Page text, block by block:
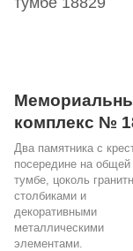
комплекс №
Два памятника с
посередине на общей
тумбе, цоколь
столбиками и
декоративными
металлическими
элементами.